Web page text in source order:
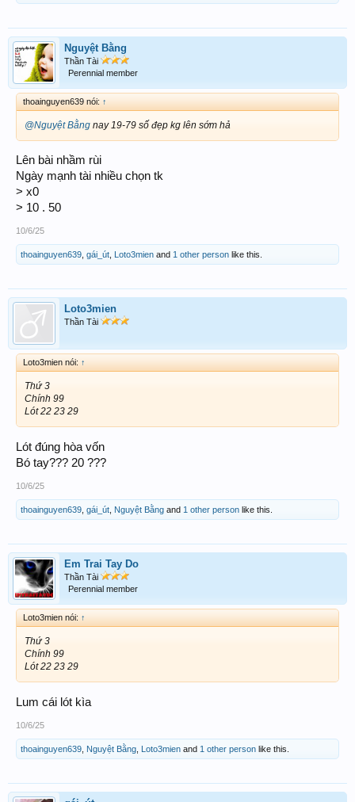
Nguyệt Bằng
Thần Tài
Perennial member
thoainguyen639 nói: ↑
@Nguyệt Bằng nay 19-79 số đẹp kg lên sớm hả
Lên bài nhầm rùi
Ngày mạnh tài nhiều chọn tk
> x0
> 10 . 50
10/6/25
thoainguyen639 gái_út Loto3mien and 1 other person like this.
Loto3mien
Thần Tài
Loto3mien nói: ↑
Thứ 3
Chính 99
Lót 22 23 29
Lót đúng hòa vốn
Bó tay??? 20 ???
10/6/25
thoainguyen639 gái_út Nguyệt Bằng and 1 other person like this.
Em Trai Tay Do
Thần Tài
Perennial member
Loto3mien nói: ↑
Thứ 3
Chính 99
Lót 22 23 29
Lum cái lót kìa
10/6/25
thoainguyen639 Nguyệt Bằng Loto3mien and 1 other person like this.